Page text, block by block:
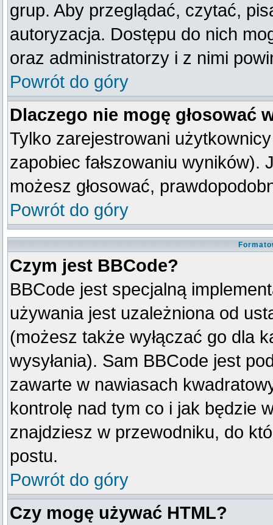
grup. Aby przeglądać, czytać,
autoryzacja. Dostępu do nich
oraz administratorzy i z nimi
Powrót do góry
Dlaczego nie mogę głosować
Tylko zarejestrowani
zapobiec fałszowaniu wyników).
możesz głosować,
Powrót do góry
Czym jest BBCode?
BBCode jest specjalną
używania jest uzależniona od
(możesz także wyłączać go dla
wysyłania). Sam BBCode jest
zawarte w nawiasach
kontrolę nad tym co i jak będzie
znajdziesz w przewodniku, do
postu.
Powrót do góry
Czy mogę używać HTML?